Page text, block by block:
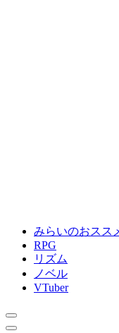
みらいのおスス
RPG
リズム
ノベル
VTuber